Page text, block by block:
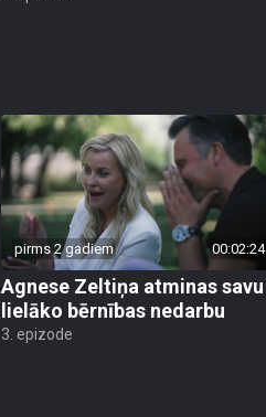
pirms 2 gadiem 00:02:24
Agnese Zeltiņa atminas savu
lielāko bērnības nedarbu
3. epizode